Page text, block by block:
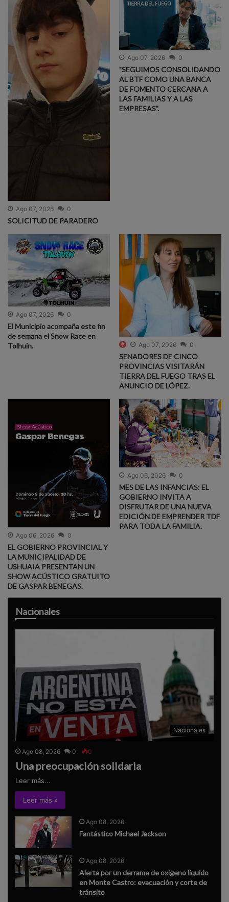
Ago 07, 2026 0
SOLICITUD DE PARADERO
Ago 07, 2026 0
"SEGUIMOS CONSOLIDANDO
AL BTF COMO UNA BANCA
DE FOMENTO CERCANA A
LAS FAMILIAS Y A LAS
EMPRESAS".
Ago 07, 2026 0
El Municipio acompaña este fin
de semana el Snow Race en
Tolhuin.
Ago 07, 2026 0
SENADORES DE CINCO
PROVINCIAS VISITARÁN
TIERRA DEL FUEGO TRAS EL
ANUNCIO DE LÓPEZ.
Ago 06, 2026 0
EL GOBIERNO PROVINCIAL Y
LA MUNICIPALIDAD DE
USHUAIA PRESENTAN UN
SHOW ACÚSTICO GRATUITO
DE GASPAR BENEGAS.
Ago 06, 2026 0
MES DE LAS INFANCIAS: EL
GOBIERNO INVITA A
DISFRUTAR DE UNA NUEVA
EDICIÓN DE EMPRENDER TDF
PARA TODA LA FAMILIA.
Nacionales
Nacionales
Ago 08, 2026 0 0
Una preocupación solidaria
Leer más...
Leer más »
Ago 08, 2026
Fantástico Michael Jackson
Ago 08, 2026
Alerta por un derrame de oxígeno líquido
en Monte Castro: evacuación y corte de
tránsito